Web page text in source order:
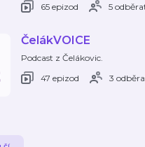
65 epizod
5
ČelákVOICE
Podcast z Čelákovic.
47 epizod
3